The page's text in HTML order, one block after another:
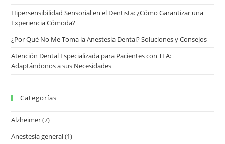
Hipersensibilidad Sensorial en el Dentista: ¿Cómo Garantizar una
Experiencia Cómoda?
¿Por Qué No Me Toma la Anestesia Dental? Soluciones y Consejos
Atención Dental Especializada para Pacientes con TEA:
Adaptándonos a sus Necesidades
Categorías
Alzheimer(7)
Anestesia general(1)